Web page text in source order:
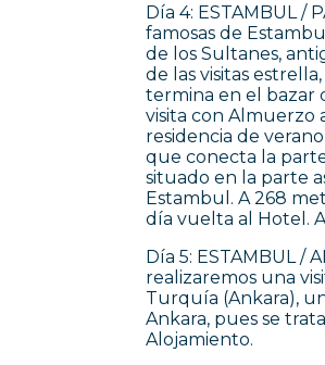
Día 4: ESTAMBUL /
famosas de
de los Sultanes,
de las visitas
termina en el bazar
visita con Almuerzo
residencia de
que conecta la
situado en la parte
Estambul. A 268
día vuelta al Hotel.
Día 5: ESTAMBUL /
realizaremos una
Turquía (Ankara),
Ankara, pues se
Alojamiento.